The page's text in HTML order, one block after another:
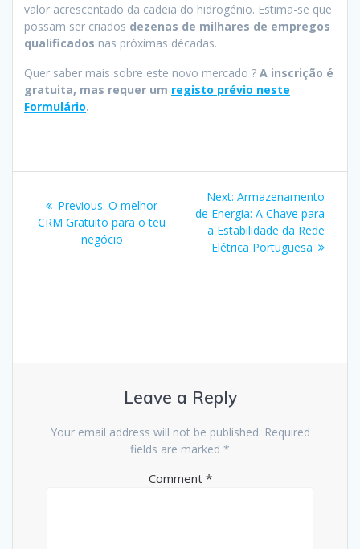
valor acrescentado da cadeia do hidrogénio. Estima-se que
possam ser criados dezenas de milhares de empregos
qualificados nas próximas décadas.
Quer saber mais sobre este novo mercado ? A inscrição é
gratuita, mas requer um registo prévio neste
Formulário.
navigation
Previous: Previous
post:
O melhor
CRM Gratuito para o teu
negócio
Next: Next
post:
Armazenamento
de Energia: A Chave para
a Estabilidade da Rede
Elétrica Portuguesa
Leave a Reply
Your email address will not be published. Required
fields are marked *
Comment *